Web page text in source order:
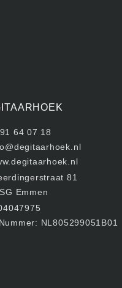
64 07 18
81
Emmen
NL805299051B01